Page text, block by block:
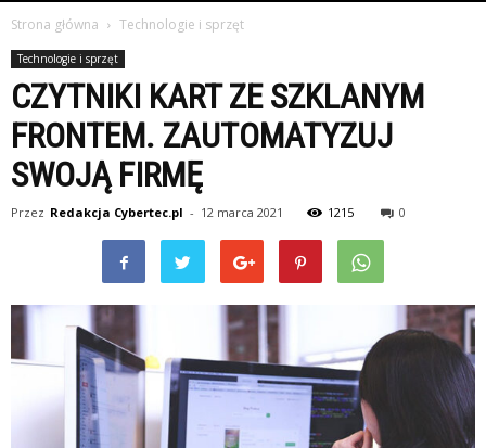
Strona główna Technologie i sprzęt
Technologie i sprzęt
CZYTNIKI KART ZE SZKLANYM
FRONTEM. ZAUTOMATYZUJ
SWOJĄ FIRMĘ
Przez Redakcja Cybertec.pl - 12 marca 2021 1215 0